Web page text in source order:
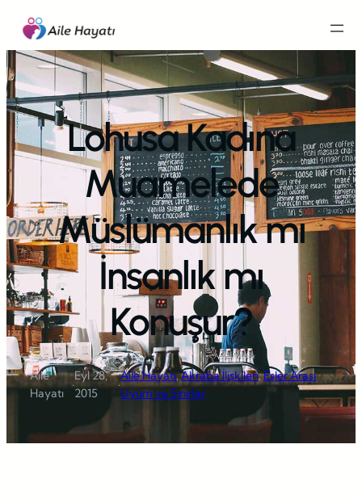
İçeriğe
geç
Lohusa Kadına
Muamelede
Müslümanlık mı
İnsanlık mı
Konuşur?
Aile
Hayatı
·
Eyl 28,
2015
·
Aile Hayatı, Akraba İlişkileri, Eşler Arası
Uyum ve Sınırlar